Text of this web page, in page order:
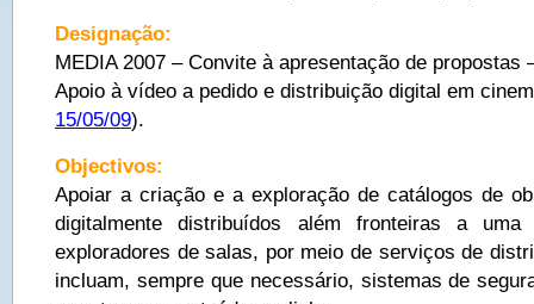
Designação:
MEDIA 2007 – Convite à apresentação de
Apoio à vídeo a pedido e distribuição digital em
15/05/09).
Objectivos:
Apoiar a criação e a exploração de catálogos de
digitalmente distribuídos além fronteiras a
exploradores de salas, por meio de serviços de
incluam, sempre que necessário, sistemas de